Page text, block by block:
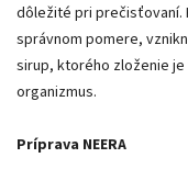
dôležité pri prečisťovaní.
správnom pomere,
sirup, ktorého zloženie
organizmus.
Príprava NEERA